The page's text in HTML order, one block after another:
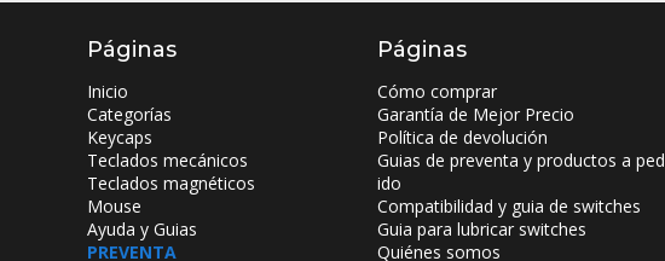
Páginas
Inicio
Categorías
Keycaps
Teclados mecánicos
Teclados magnéticos
Mouse
Ayuda y Guias
PREVENTA
Páginas
Cómo comprar
Garantía de Mejor Precio
Política de devolución
Guias de preventa y productos a ped
ido
Compatibilidad y guia de switches
Guia para lubricar switches
Quiénes somos